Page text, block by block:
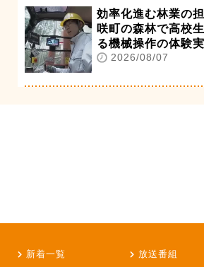
効率化進む林業の
咲町の森林で高校
る機械操作の体験
2026/08/07
新着一覧 放送番組